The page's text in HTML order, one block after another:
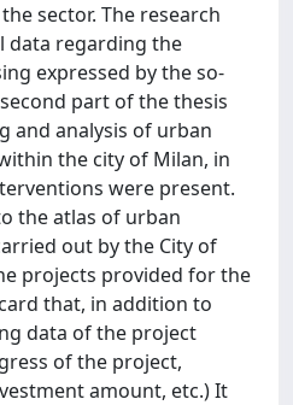
sector. The research
data regarding the
expressed by the so-
part of the thesis
and analysis of urban
the city of Milan, in
were present.
the atlas of urban
out by the City of
projects provided for the
that, in addition to
data of the project
of the project,
amount, etc.) It